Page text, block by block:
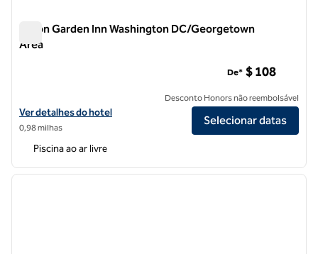
Hilton Garden Inn Washington DC/Georgetown
Area
Exibir detalhes do hotel Hilton Garden Inn Washington DC/
Ver detalhes do hotel
0,98 milhas
De* $ 108
Desconto Honors não reembolsável
Selecionar datas
Piscina ao ar livre
1 de 12